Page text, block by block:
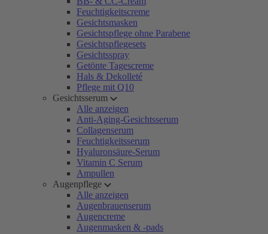
Feuchtigkeitscreme
Gesichtsmasken
Gesichtspflege ohne Parabene
Gesichtspflegesets
Gesichtsspray
Getönte Tagescreme
Hals & Dekolleté
Pflege mit Q10
Gesichtsserum
Alle anzeigen
Anti-Aging-Gesichtsserum
Collagenserum
Feuchtigkeitsserum
Hyaluronsäure-Serum
Vitamin C Serum
Ampullen
Augenpflege
Alle anzeigen
Augenbrauenserum
Augencreme
Augenmasken & -pads